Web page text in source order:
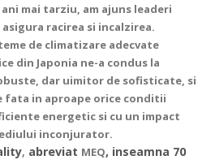
mai tarziu, am ajuns leaderi
racirea si incalzirea.
de climatizare adecvate
din Japonia ne-a condus la
dar uimitor de sofisticate, si
fata in aproape orice conditii
energetic si cu un impact
inconjurator.
, abreviat MEQ, inseamna 70